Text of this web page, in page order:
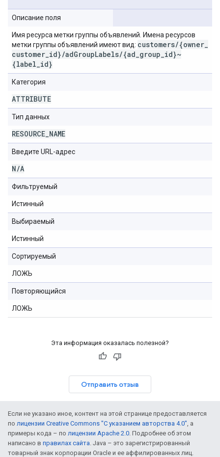
Описание поля
Имя ресурса метки группы объявлений. Имена ресурсов
метки группы объявлений имеют вид: customers/{owner
customer id}/adGroupLabels/{ad group id}~
{label id}
Категория
ATTRIBUTE
Тип данных
RESOURCE NAME
Введите URL-адрес
N/A
Фильтруемый
Истинный
Выбираемый
Истинный
Сортируемый
ЛОЖЬ
Повторяющийся
ЛОЖЬ
Эта информация оказалась полезной?
Отправить отзыв
Если не указано иное, контент на этой странице предоставляется
по лицензии Creative Commons "С указанием авторства 4.0", а
примеры кода – по лицензии Apache 2.0. Подробнее об этом
написано в правилах сайта. Java – это зарегистрированный
товарный знак корпорации Oracle и ее аффилированных лиц.